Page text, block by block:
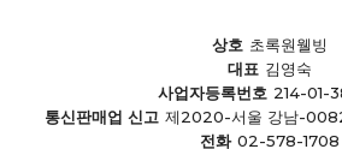
상호 초록원웰빙
대표 김영숙
사업자등록번호 214-01-
통신판매업 신고 제2020-서울 강남-
전화 02-578-1708